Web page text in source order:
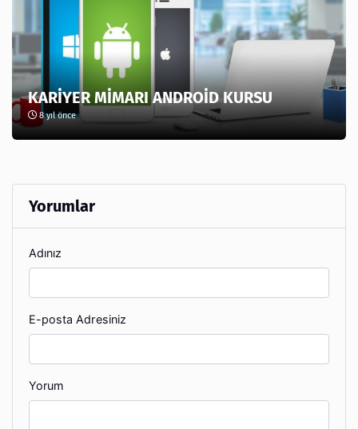
KARİYER MİMARI ANDROİD KURSU
8 yıl önce
Yorumlar
Adınız
E-posta Adresiniz
Yorum